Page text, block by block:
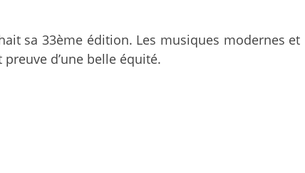
sa 33ème édition. Les musiques modernes
d’une belle équité.